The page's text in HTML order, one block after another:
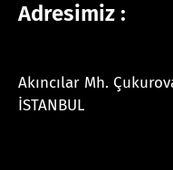
Adresimiz :
Akıncılar Mh.
İSTANBUL